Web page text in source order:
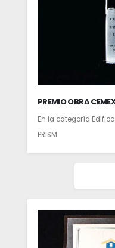
PREMIO OBRA CEMEX
En la categoría
PRISM